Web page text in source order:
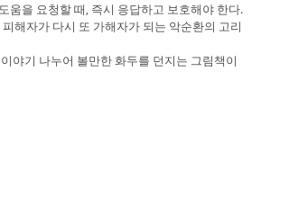
움을 요청할 때, 즉시 응답하고 보호해야 한다.
해자가 다시 또 가해자가 되는 악순환의 고리
야기 나누어 볼만한 화두를 던지는 그림책이